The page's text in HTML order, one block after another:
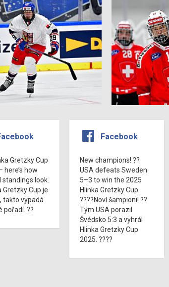
Gretzky Cup
here’s how
standings look.
Gretzky Cup je
takto vypadá
pořadí. ??
Facebook
New champions! ??
USA defeats Sweden
5–3 to win the 2025
Hlinka Gretzky Cup.
????Noví šampioni! ??
Tým USA porazil
Švédsko 5:3 a vyhrál
Hlinka Gretzky Cup
2025. ????